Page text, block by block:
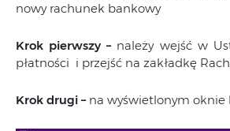
nowy rachunek bankowy
Krok pierwszy – należy wejść w
płatności i przejść na zakładkę
Krok drugi – na wyświetlonym oknie